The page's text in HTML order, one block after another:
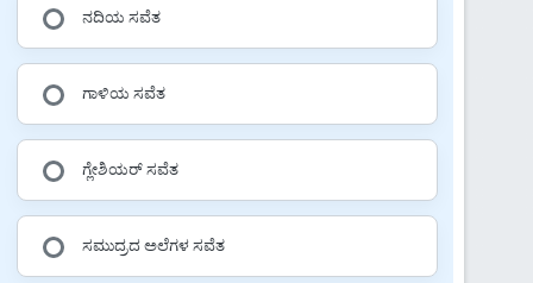
ನದಿಯ ಸವೆತ
ಗಾಳಿಯ ಸವೆತ
ಗ್ಲೇಶಿಯರ್ ಸವೆತ
ಸಮುದ್ರದ ಅಲೆಗಳ ಸವೆತ